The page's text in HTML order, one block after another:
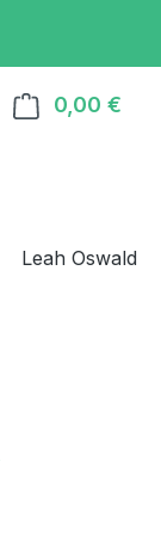
0,00 €
Leah Oswald